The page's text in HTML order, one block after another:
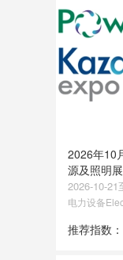
2026年10
源及照明展
2026-10-21
电力设备
推荐指数